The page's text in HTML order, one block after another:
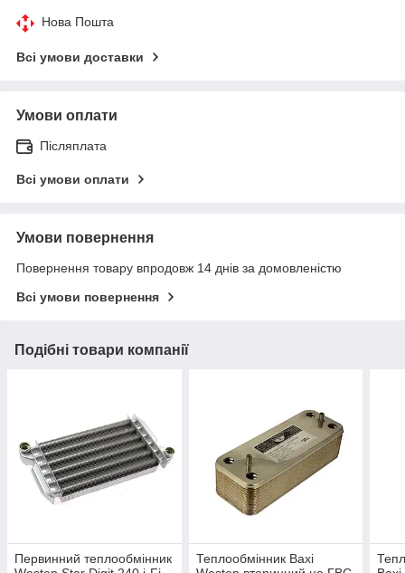
Нова Пошта
Всі умови доставки
Умови оплати
Післяплата
Всі умови оплати
Умови повернення
Повернення товару впродовж 14 днів за домовленістю
Всі умови повернення
Подібні товари компанії
Первинний теплообмінник
Теплообмінник Baxi